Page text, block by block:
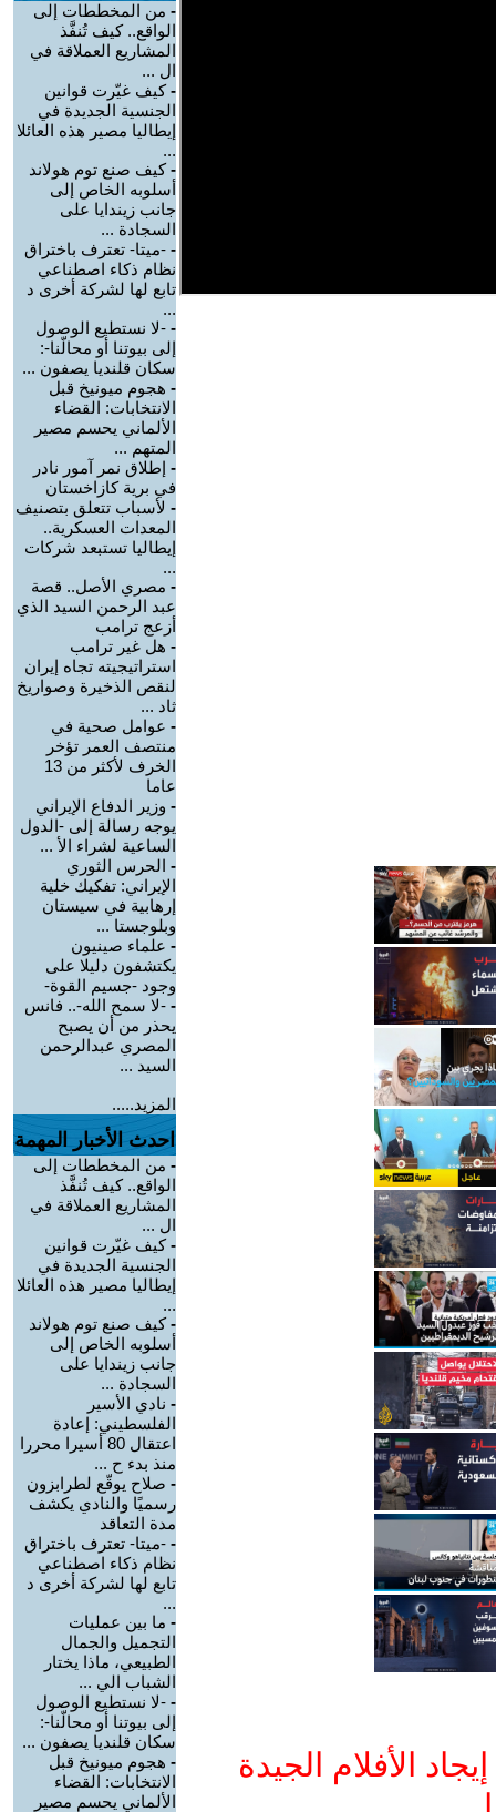
الأفلام الجيدة
- من المخططات إلى
الواقع.. كيف تُنفَّذ
المشاريع العملاقة في
ال ...
-كيف غيّرت قوانين
الجنسية الجديدة في
إيطاليا مصير هذه العائلا
...
-كيف صنع توم هولاند
أسلوبه الخاص إلى
جانب زيندايا على
السجادة ...
- -ميتا- تعترف باختراق
نظام ذكاء اصطناعي
تابع لها لشركة أخرى د
...
- -لا نستطيع الوصول
إلى بيوتنا أو محالّنا-:
سكان قلنديا يصفون ...
- هجوم ميونيخ قبل
الانتخابات: القضاء
الألماني يحسم مصير
المتهم ...
- إطلاق نمر آمور نادر
في برية كازاخستان
- لأسباب تتعلق بتصنيف
المعدات العسكرية..
إيطاليا تستبعد شركات
...
- مصري الأصل.. قصة
عبد الرحمن السيد الذي
أزعج ترامب
- هل غير ترامب
استراتيجيته تجاه إيران
لنقص الذخيرة وصواريخ
ثاد ...
- عوامل صحية في
منتصف العمر تؤخر
الخرف لأكثر من 13
عاما
- وزير الدفاع الإيراني
يوجه رسالة إلى -الدول
الساعية لشراء الأ ...
- الحرس الثوري
الإيراني: تفكيك خلية
إرهابية في سيستان
وبلوجستا ...
- علماء صينيون
يكتشفون دليلا على
وجود -جسيم القوة-
- -لا سمح الله-.. فانس
يحذر من أن يصبح
المصري عبدالرحمن
السيد ...
المزيد.....
احدث الأخبار المهمة
- من المخططات إلى
الواقع.. كيف تُنفَّذ
المشاريع العملاقة في
ال ...
-كيف غيّرت قوانين
الجنسية الجديدة في
إيطاليا مصير هذه العائلا
...
-كيف صنع توم هولاند
أسلوبه الخاص إلى
جانب زيندايا على
السجادة ...
- نادي الأسير
الفلسطيني: إعادة
اعتقال 80 أسيرا محررا
منذ بدء ح ...
- صلاح يوقّع لطرابزون
رسميًا والنادي يكشف
مدة التعاقد
- -ميتا- تعترف باختراق
نظام ذكاء اصطناعي
تابع لها لشركة أخرى د
...
- ما بين عمليات
التجميل والجمال
الطبيعي، ماذا يختار
الشباب الي ...
- -لا نستطيع الوصول
إلى بيوتنا أو محالّنا-:
سكان قلنديا يصفون ...
- هجوم ميونيخ قبل
الانتخابات: القضاء
الألماني يحسم مصير